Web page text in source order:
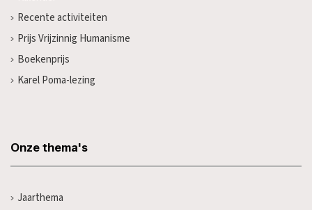
Recente activiteiten
Prijs Vrijzinnig Humanisme
Boekenprijs
Karel Poma-lezing
Onze thema's
Jaarthema